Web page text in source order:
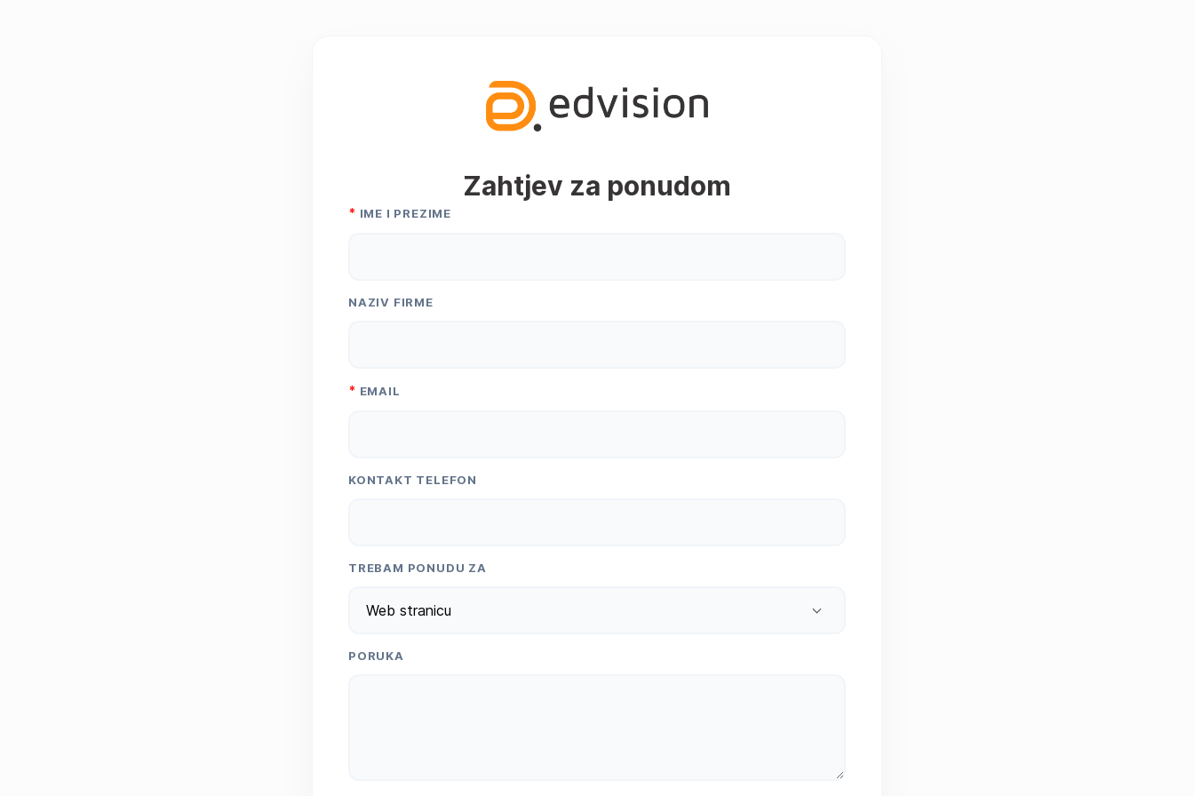
Zahtjev za ponudom
Zahtjev za ponudom
* IME I PREZIME
NAZIV FIRME
* EMAIL
KONTAKT TELEFON
TREBAM PONUDU ZA
Web stranicu
PORUKA